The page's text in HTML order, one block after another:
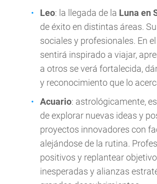
Leo: la llegada de la Luna en
de éxito en distintas áreas.
sociales y profesionales. En
sentirá inspirado a viajar,
a otros se verá fortalecida,
y reconocimiento que lo
Acuario: astrológicamente,
de explorar nuevas ideas y
proyectos innovadores con
alejándose de la rutina.
positivos y replantear
inesperadas y alianzas